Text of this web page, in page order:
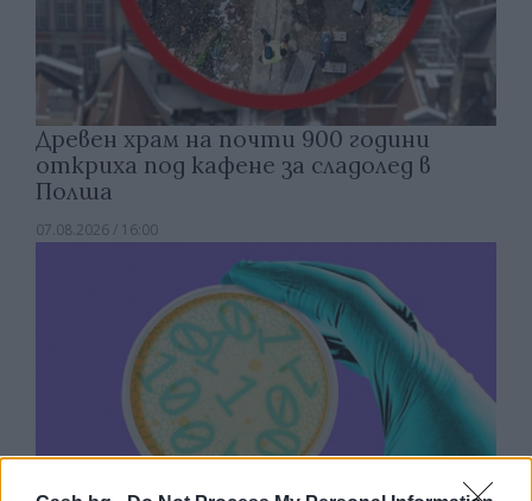
Древен храм на почти 900 години
откриха под кафене за сладолед в
Полша
07.08.2026 / 16:00